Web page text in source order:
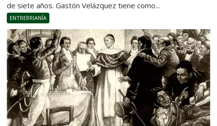
de siete años. Gastón Velázquez tiene como...
ENTRERRIANÍA